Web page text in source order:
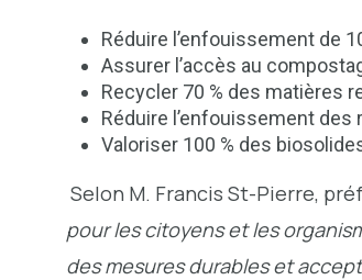
Réduire l’enfouissement de
Assurer l’accès au
Recycler 70 % des matières
Réduire l’enfouissement
Valoriser 100 % des
Selon M. Francis St-Pierre,
pour les citoyens et les
des mesures durables et